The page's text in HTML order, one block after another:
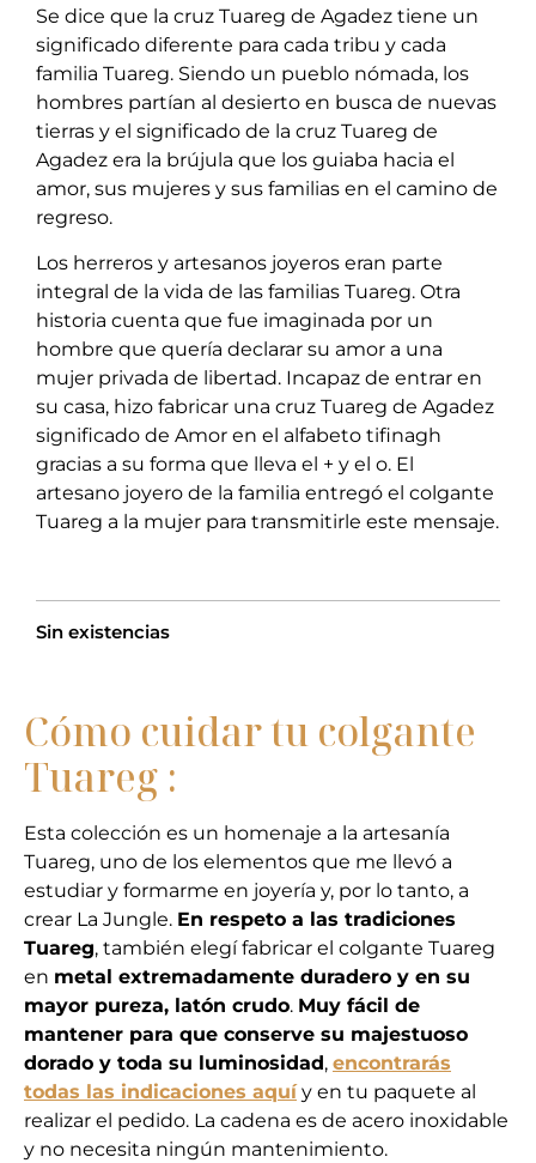
Se dice que la cruz Tuareg de Agadez tiene un
significado diferente para cada tribu y cada
familia Tuareg. Siendo un pueblo nómada, los
hombres partían al desierto en busca de nuevas
tierras y el significado de la cruz Tuareg de
Agadez era la brújula que los guiaba hacia el
amor, sus mujeres y sus familias en el camino de
regreso.
Los herreros y artesanos joyeros eran parte
integral de la vida de las familias Tuareg. Otra
historia cuenta que fue imaginada por un
hombre que quería declarar su amor a una
mujer privada de libertad. Incapaz de entrar en
su casa, hizo fabricar una cruz Tuareg de Agadez
significado de Amor en el alfabeto tifinagh
gracias a su forma que lleva el + y el o. El
artesano joyero de la familia entregó el colgante
Tuareg a la mujer para transmitirle este mensaje.
Sin existencias
Cómo cuidar tu colgante
Tuareg :
Esta colección es un homenaje a la artesanía
Tuareg, uno de los elementos que me llevó a
estudiar y formarme en joyería y, por lo tanto, a
crear La Jungle. En respeto a las tradiciones
Tuareg, también elegí fabricar el colgante Tuareg
en metal extremadamente duradero y en su
mayor pureza, latón crudo. Muy fácil de
mantener para que conserve su majestuoso
dorado y toda su luminosidad, encontrarás
todas las indicaciones aquíy en tu paquete al
realizar el pedido. La cadena es de acero inoxidable
y no necesita ningún mantenimiento.